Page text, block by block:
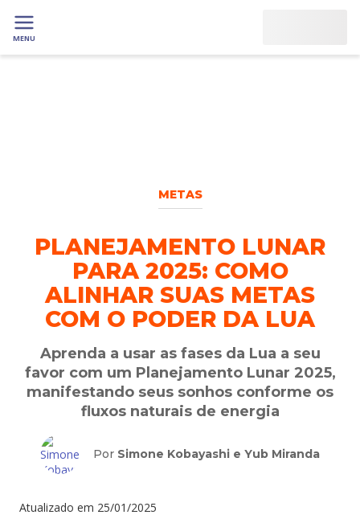
MENU
METAS
PLANEJAMENTO LUNAR
PARA 2025: COMO
ALINHAR SUAS METAS
COM O PODER DA LUA
Aprenda a usar as fases da Lua a seu
favor com um Planejamento Lunar 2025,
manifestando seus sonhos conforme os
fluxos naturais de energia
Por Simone Kobayashi e Yub Miranda
Atualizado em 25/01/2025